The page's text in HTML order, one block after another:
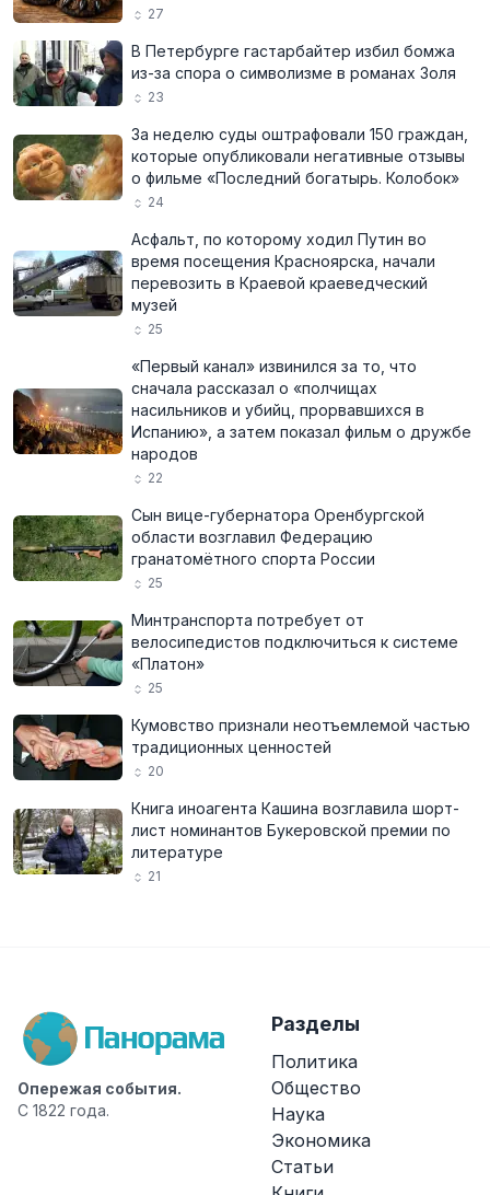
27
В Петербурге гастарбайтер избил бомжа
из-за спора о символизме в романах Золя
23
За неделю суды оштрафовали 150 граждан,
которые опубликовали негативные отзывы
о фильме «Последний богатырь. Колобок»
24
Асфальт, по которому ходил Путин во
время посещения Красноярска, начали
перевозить в Краевой краеведческий
музей
25
«Первый канал» извинился за то, что
сначала рассказал о «полчищах
насильников и убийц, прорвавшихся в
Испанию», а затем показал фильм о дружбе
народов
22
Сын вице-губернатора Оренбургской
области возглавил Федерацию
гранатомётного спорта России
25
Минтранспорта потребует от
велосипедистов подключиться к системе
«Платон»
25
Кумовство признали неотъемлемой частью
традиционных ценностей
20
Книга иноагента Кашина возглавила шорт-
лист номинантов Букеровской премии по
литературе
21
Опережая события.
С 1822 года.
Разделы
Политика
Общество
Наука
Экономика
Статьи